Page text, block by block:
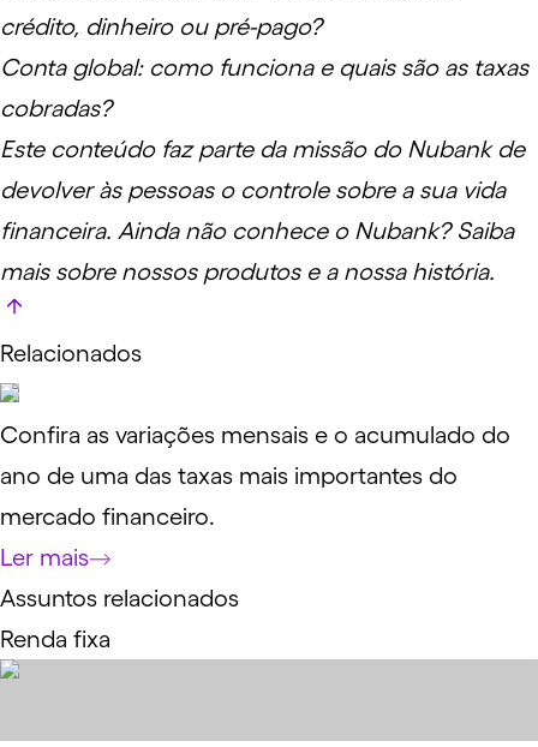
crédito, dinheiro ou pré-pago?
Conta global: como funciona e quais são as taxas
cobradas?
Este conteúdo faz parte da missão do Nubank de
devolver às pessoas o controle sobre a sua vida
financeira. Ainda não conhece o Nubank? Saiba
maissobre nossos produtos e a nossa história.
Relacionados
Confira as variações mensais e o acumulado do
ano de uma das taxas mais importantes do
mercado financeiro.
Ler mais
Assuntos relacionados
Renda fixa